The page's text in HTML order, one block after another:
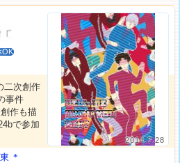
2014.7.28
OK
二次創作
事件
作も描
で参加
*